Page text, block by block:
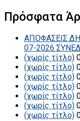
Πρόσφατα
ΑΠΟΦΑΣΕΙΣ
07-2026
(χωρίς τίτλο)
(χωρίς τίτλο)
(χωρίς τίτλο)
(χωρίς τίτλο)
(χωρίς τίτλο)
(χωρίς τίτλο)
(χωρίς τίτλο)